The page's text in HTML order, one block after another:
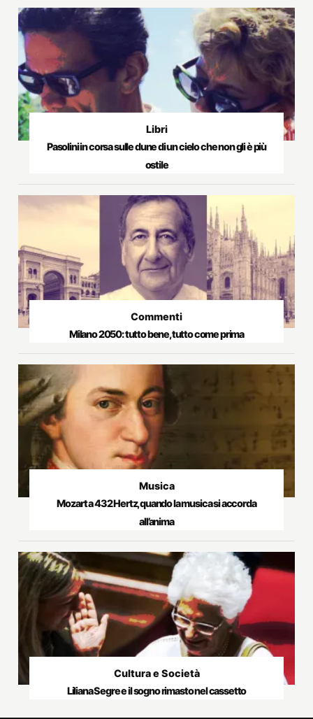
Libri
Pasolini in corsa sulle dune di un cielo che non gli è più
ostile
Commenti
Milano 2050: tutto bene, tutto come prima
Musica
Mozart a 432 Hertz, quando la musica si accorda
all’anima
Cultura e Società
Liliana Segre e il sogno rimasto nel cassetto